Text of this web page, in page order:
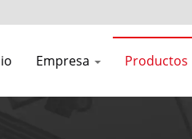
Empresa Productos